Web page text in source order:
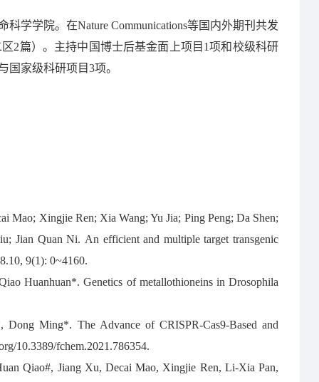
学学院。在Nature Communications等国内外期刊共发
2篇）。主持中国博士后基金面上项目1项和校级科研
家级科研项目3项。
Mao; Xingjie Ren; Xia Wang; Yu Jia; Ping Peng; Da Shen;
Jian Quan Ni. An efficient and multiple target transgenic
9(1): 0~4160.
Huanhuan*. Genetics of metallothioneins in Drosophila
Ming*. The Advance of CRISPR-Cas9-Based and
10.3389/fchem.2021.786354.
Qiao#, Jiang Xu, Decai Mao, Xingjie Ren, Li-Xia Pan,